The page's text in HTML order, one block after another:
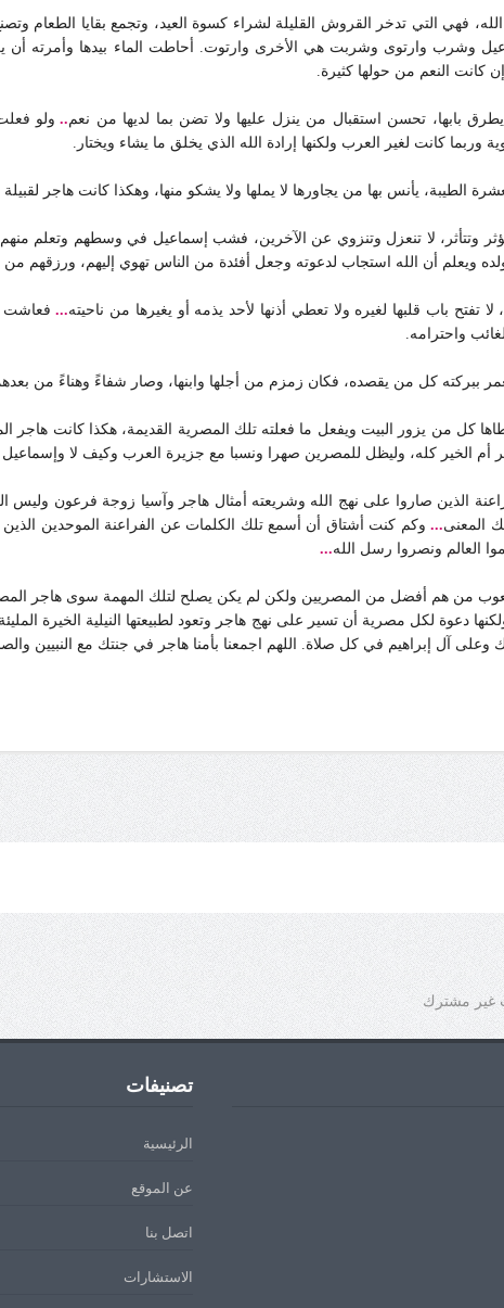
فهي التي تدخر القروش القليلة لشراء كسوة العيد، وتجمع بقايا الطعام
وشرب وارتوى وشربت هي الأخرى وارتوت. أحاطت الماء بيدها وأمرته أن
كانت النعم من حولها كثيرة.
بابها، تحسن استقبال من ينزل عليها ولا تضن بما لديها من نعم.. ولو
كانت لغير العرب ولكنها إرادة الله الذي يخلق ما يشاء ويختار.
الطيبة، يأنس بها من يجاورها لا يملها ولا يشكو منها، وهكذا كانت هاجر
تؤثر وتتأثر، لا تنعزل وتنزوي عن الآخرين، فشب إسماعيل في وسطهم وتعلم
ويعلم أن الله استجاب لدعوته وجعل أفئدة من الناس تهوي إليهم، ورزقهم من
تفتح باب قلبها لغيره ولا تعطي أذنها لأحد يذمه أو يغيرها من ناحيته...فعاشت
واحترامه.
ببركته كل من يقصده، فكان زمزم من أجلها وابنها، وصار شفاءً وهناءً من
كل من يزور البيت ويفعل ما فعلته تلك المصرية القديمة، هكذا كانت
أم الخير كله، وليظل للمصرين صهرا ونسبا مع جزيرة العرب وكيف لا
الذين صاروا على نهج الله وشريعته أمثال هاجر وآسيا زوجة فرعون وليس
المعنى... وكم كنت أشتاق أن أسمع تلك الكلمات عن الفراعنة الموحدين
العالم ونصروا رسل الله...
من هم أفضل من المصريين ولكن لم يكن يصلح لتلك المهمة سوى هاجر المصرية
دعوة لكل مصرية أن تسير على نهج هاجر وتعود لطبيعتها النيلية الخيرة
آل إبراهيم في كل صلاة. اللهم اجمعنا بأمنا هاجر في جنتك مع النبيين
غير مشترك
تصنيفات
الرئيسية
عن الموقع
اتصل بنا
الاستشارات